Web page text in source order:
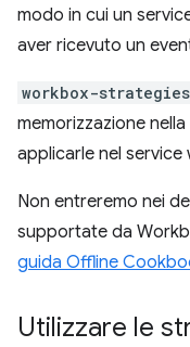
modo in cui un
aver ricevuto un
workbox-strategies
memorizzazione
applicarle nel service
Non entreremo nei
supportate da
guida Offline
Utilizzare le